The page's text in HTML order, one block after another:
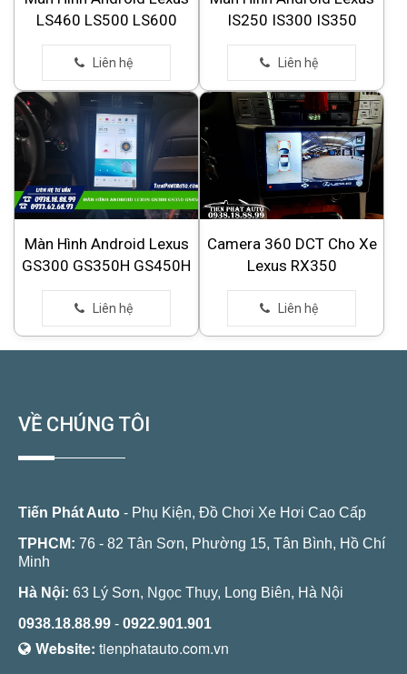
LS460 LS500 LS600
IS250 IS300 IS350
Màn Hình Android Lexus
GS300 GS350H GS450H
Camera 360 DCT Cho Xe
Lexus RX350
VỀ CHÚNG TÔI
Tiến Phát Auto - Phụ Kiện, Đồ Chơi Xe Hơi Cao Cấp
TPHCM: 76 - 82 Tân Sơn, Phường 15, Tân Bình, Hồ Chí
Minh
Hà Nội: 63 Lý Sơn, Ngọc Thụy, Long Biên, Hà Nội
0938.18.88.99 - 0922.901.901
Website: tienphatauto.com.vn